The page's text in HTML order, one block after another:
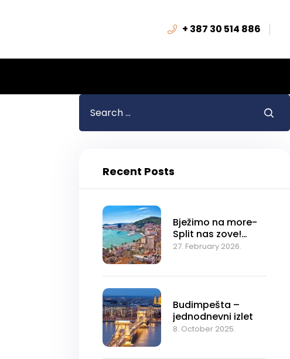
+ 387 30 514 886
Recent Posts
Bježimo na more-
Split nas zove!
Specijalna ponuda:
27. February 2026.
Budimpešta –
jednodnevni izlet
8. October 2025.